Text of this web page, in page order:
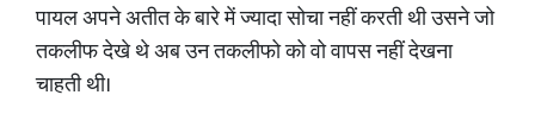
पायल अपने अतीत के बारे में ज्यादा सोचा नहीं करती थी उसने जो
तकलीफ देखे थे अब उन तकलीफो को वो वापस नहीं देखना
चाहती थी।